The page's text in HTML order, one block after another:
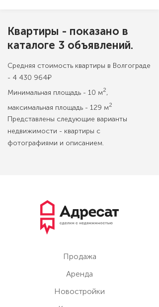
Квартиры - показано в
каталоге 3 объявлений.
Средняя стоимость квартиры в Волгограде
- 4 430 964₽
Минимальная площадь - 10 м2,
максимальная площадь - 129 м2
Представлены следующие варианты
недвижимости - квартиры с
фотографиями и описанием.
Продажа
Аренда
Новостройки